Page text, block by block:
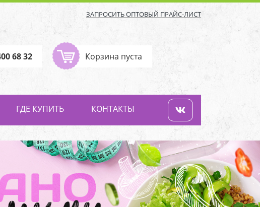
ЗАПРОСИТЬ ОПТОВЫЙ ПРАЙС-ЛИСТ
68 32 Корзина пуста
ГДЕ КУПИТЬ КОНТАКТЫ